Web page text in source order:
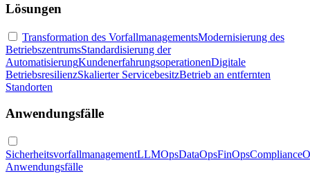
Lösungen
Transformation des VorfallmanagementsModernisierung des
BetriebszentrumsStandardisierung der
AutomatisierungKundenerfahrungsoperationenDigitale
BetriebsresilienzSkalierter ServicebesitzBetrieb an entfernten
Standorten
Anwendungsfälle
SicherheitsvorfallmanagementLLMOpsDataOpsFinOps
Anwendungsfälle